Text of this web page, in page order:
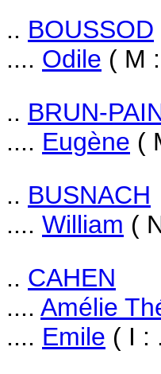
.. BOUSSOD
.... Odile ( M
.. BRUN-
.... Eugène (
.. BUSNACH
.... William (
.. CAHEN
.... Amélie
.... Emile ( I :